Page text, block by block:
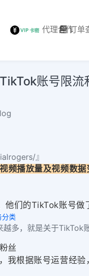
代理合作订单
账号限流
』
频播放量及视频数据
他们的TikTok账号
类
多，就是关于TikTok
根据账号运营经验